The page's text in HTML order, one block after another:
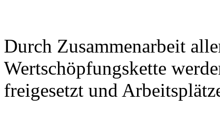
Durch Zusammenarbeit
Wertschöpfungskette
freigesetzt und